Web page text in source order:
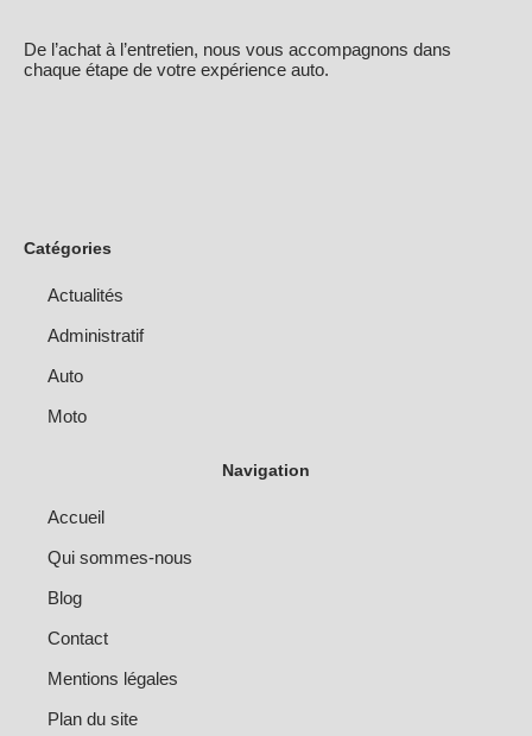
De l’achat à l’entretien, nous vous accompagnons dans
chaque étape de votre expérience auto.
Catégories
Actualités
Administratif
Auto
Moto
Navigation
Accueil
Qui sommes-nous
Blog
Contact
Mentions légales
Plan du site